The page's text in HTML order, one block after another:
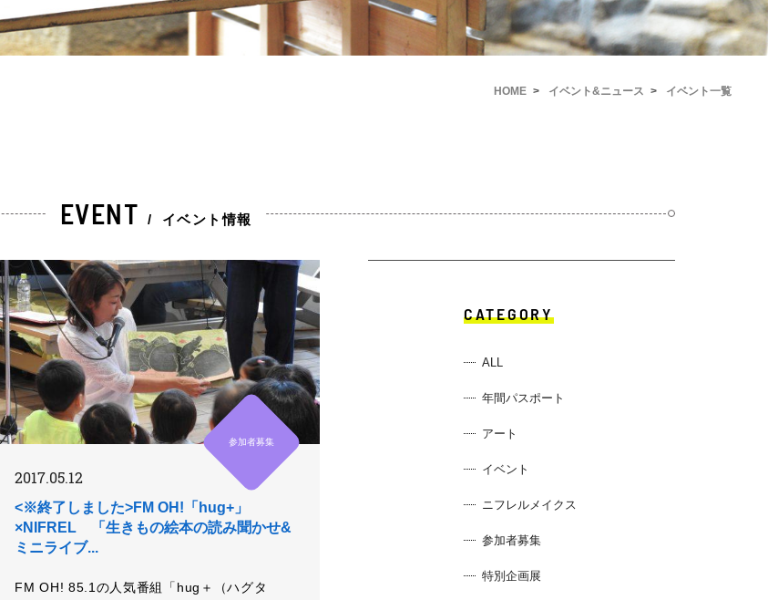
HOME イベント&ニュース イベント一覧
EVENT / イベント情報
参加者募集
2017.05.12
<※終了しました>FM OH!「hug+」
×NIFREL 「生きもの絵本の読み聞かせ&
ミニライブ...
FM OH! 85.1の人気番組「hug＋（ハグタ
CATEGORY
ALL
年間パスポート
アート
イベント
ニフレルメイクス
参加者募集
特別企画展